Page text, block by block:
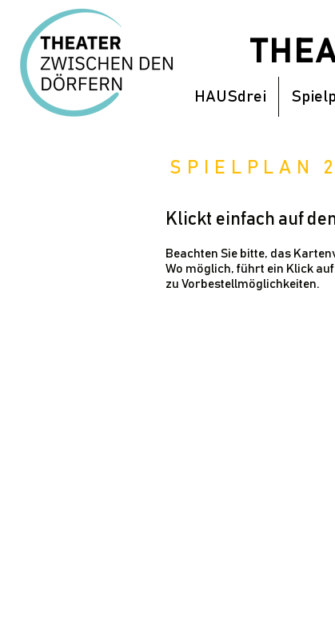
HAUSdrei
SPIELPLAN
Klickt einfach auf
Beachten Sie bitte, das
Wo möglich, führt ein Klick
zu Vorbestellmöglichkeiten.